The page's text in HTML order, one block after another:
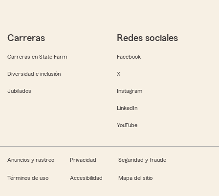
Carreras
Carreras en State Farm
Diversidad e inclusión
Jubilados
Redes sociales
Facebook
X
Instagram
LinkedIn
YouTube
Anuncios y rastreo Privacidad Seguridad y fraude
Términos de uso Accesibilidad Mapa del sitio